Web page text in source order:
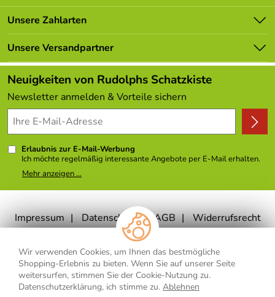
Wir verwenden Cookies, um Ihnen das bestmögliche
Shopping-Erlebnis zu bieten. Wenn Sie auf unserer Seite
weitersurfen, stimmen Sie der Cookie-Nutzung zu.
Datenschutzerklärung, ich stimme zu. Ablehnen
Batterieverordnung
Newsletter
Lieferbedingungen
Kundenlogin
Unsere Bestseller
Marken
Neu
Angebote
Kundenbewertungen (308)
4,9/5*****
Unsere Zahlarten
Unsere Versandpartner
Neuigkeiten von Rudolphs Schatzkiste
Newsletter anmelden & Vorteile sichern
Erlaubnis zur E-Mail-Werbung
Ich möchte regelmäßig interessante Angebote per E-Mail erhalten.
Meine E-Mail-Adresse wird nicht an andere Unternehmen
weitergegeben. Zu statistischen Zwecken wird in anonymer Form
Einwilligung zur Nutzung meiner E-Mail- Adresse für Werbezwecke
kann ich jederzeit mit Wirkung für die Zukunft widerrufen, indem ich
den Link "Abmelden" am Ende des Newsletters anklicke oder die
Option Newsletter im Mitgliederbereich deaktiviere. Die
habe ich zur Kenntnis genommen.
Mehr anzeigen ...
Impressum Datenschutz AGB
Widerrufsrecht
Widerrufsformular
** Gilt für Lieferungen nach Deutschland. Lieferzeiten für andere Länder